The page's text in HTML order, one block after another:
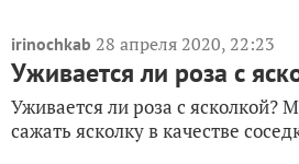
irinochkab 28 апреля 2020, 22:23
Уживается ли роза с
Уживается ли роза с ясколкой?
сажать ясколку в качестве